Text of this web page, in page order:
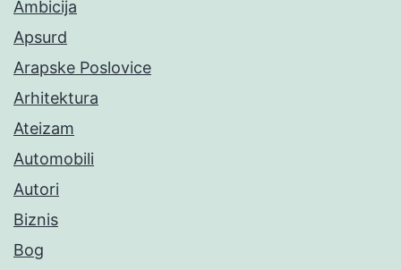
Ambicija
Apsurd
Arapske Poslovice
Arhitektura
Ateizam
Automobili
Autori
Biznis
Bog